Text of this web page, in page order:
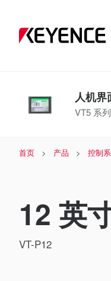
人机界
VT5 系列
首页 产品 控制
12 英
VT-P12